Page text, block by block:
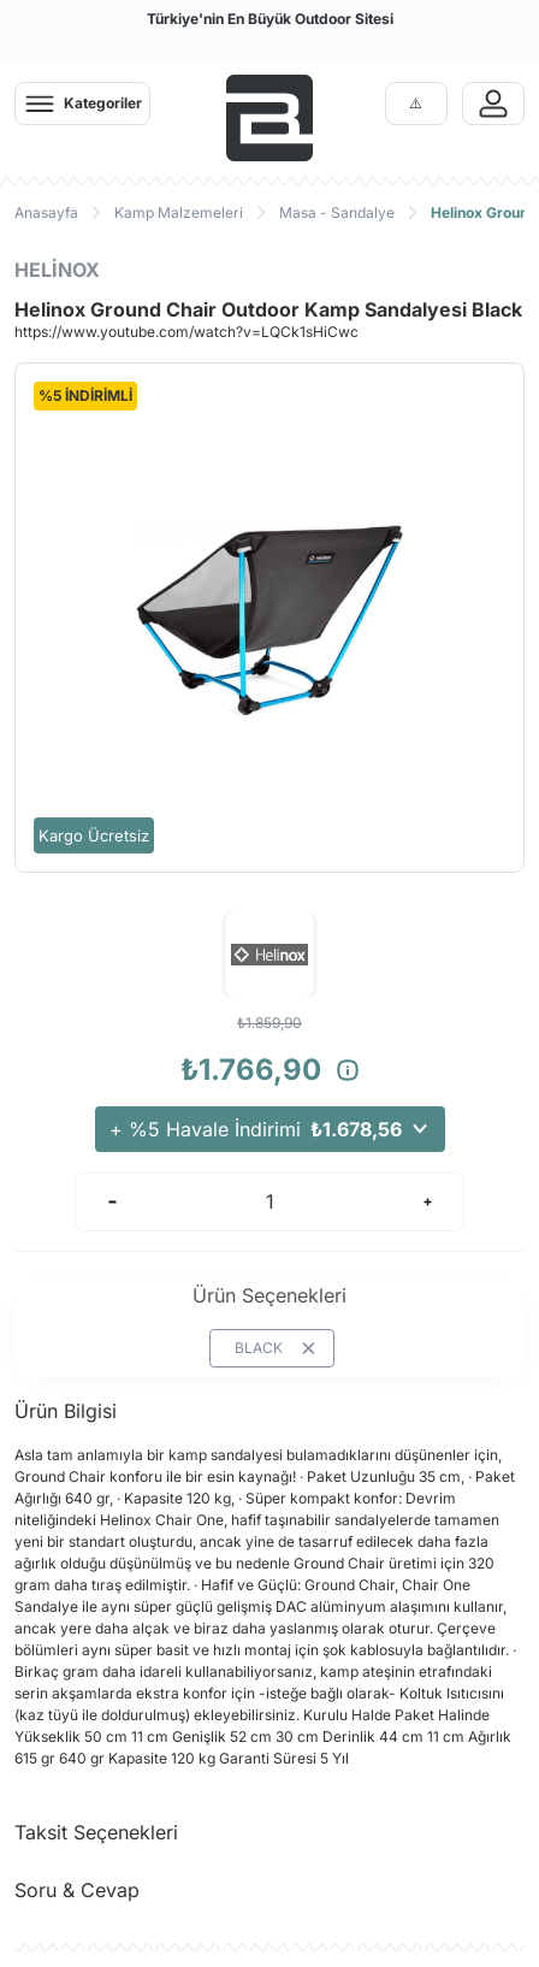
Türkiye'nin En Büyük Outdoor Sitesi
Kategoriler
Anasayfa Kamp Malzemeleri Masa - Sandalye Helinox
HELİNOX
Helinox Ground Chair Outdoor Kamp Sandalyesi Black
https://www.youtube.com/watch?v=LQCk1sHiCwc
Kargo Ücretsiz
%5 İNDİRİMLİ
₺1.859,90
₺1.766,90
+ %5 Havale İndirimi ₺1.678,56
Ürün Seçenekleri
BLACK
Ürün Bilgisi
Asla tam anlamıyla bir kamp sandalyesi bulamadıklarını düşünenler için,
Ground Chair konforu ile bir esin kaynağı! · Paket Uzunluğu 35 cm, · Paket
Ağırlığı 640 gr, · Kapasite 120 kg, · Süper kompakt konfor: Devrim
niteliğindeki Helinox Chair One, hafif taşınabilir sandalyelerde tamamen
yeni bir standart oluşturdu, ancak yine de tasarruf edilecek daha fazla
ağırlık olduğu düşünülmüş ve bu nedenle Ground Chair üretimi için 320
gram daha tıraş edilmiştir. · Hafif ve Güçlü: Ground Chair, Chair One
Sandalye ile aynı süper güçlü gelişmiş DAC alüminyum alaşımını kullanır,
ancak yere daha alçak ve biraz daha yaslanmış olarak oturur. Çerçeve
bölümleri aynı süper basit ve hızlı montaj için şok kablosuyla bağlantılıdır. ·
Birkaç gram daha idareli kullanabiliyorsanız, kamp ateşinin etrafındaki
serin akşamlarda ekstra konfor için -isteğe bağlı olarak- Koltuk Isıtıcısını
(kaz tüyü ile doldurulmuş) ekleyebilirsiniz. Kurulu Halde Paket Halinde
Yükseklik 50 cm 11 cm Genişlik 52 cm 30 cm Derinlik 44 cm 11 cm Ağırlık
615 gr 640 gr Kapasite 120 kg Garanti Süresi 5 Yıl
Taksit Seçenekleri
Soru & Cevap